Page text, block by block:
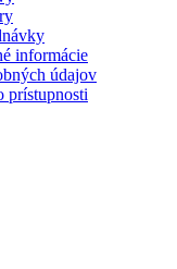
informácie
údajov
prístupnosti